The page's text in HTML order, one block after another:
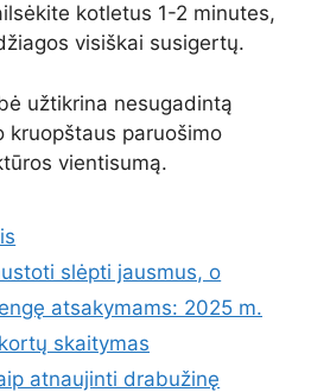
kotletus 1-2 minutes,
visiškai susigertų.
užtikrina nesugadintą
kruopštaus paruošimo
vientisumą.
slėpti jausmus, o
atsakymams: 2025 m.
skaitymas
atnaujinti drabužinę